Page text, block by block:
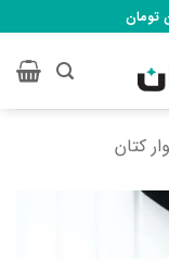
کتان